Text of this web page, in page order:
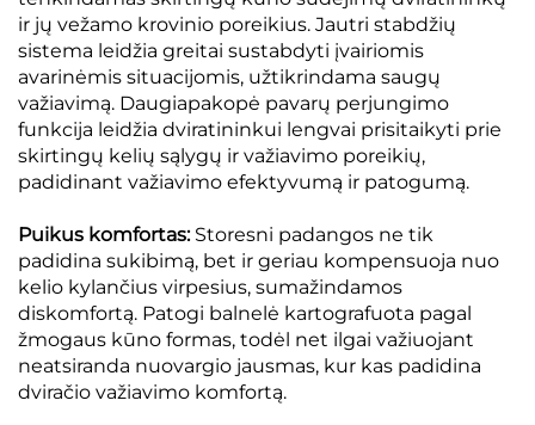
ir jų vežamo krovinio poreikius. Jautri stabdžių
sistema leidžia greitai sustabdyti įvairiomis
avarinėmis situacijomis, užtikrindama saugų
važiavimą. Daugiapakopė pavarų perjungimo
funkcija leidžia dviratininkui lengvai prisitaikyti prie
skirtingų kelių sąlygų ir važiavimo poreikių,
padidinant važiavimo efektyvumą ir patogumą.
Puikus komfortas: Storesni padangos ne tik
padidina sukibimą, bet ir geriau kompensuoja nuo
kelio kylančius virpesius, sumažindamos
diskomfortą. Patogi balnelė kartografuota pagal
žmogaus kūno formas, todėl net ilgai važiuojant
neatsiranda nuovargio jausmas, kur kas padidina
dviračio važiavimo komfortą.